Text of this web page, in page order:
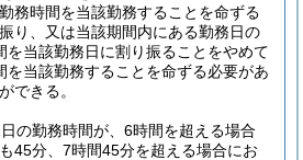
務時間を当該勤務することを命ずる
り、又は当該期間内にある勤務日の
を当該勤務日に割り振ることをやめて
を当該勤務することを命ずる必要があ
できる。
の勤務時間が、6時間を超える場合
45分、7時間45分を超える場合にお